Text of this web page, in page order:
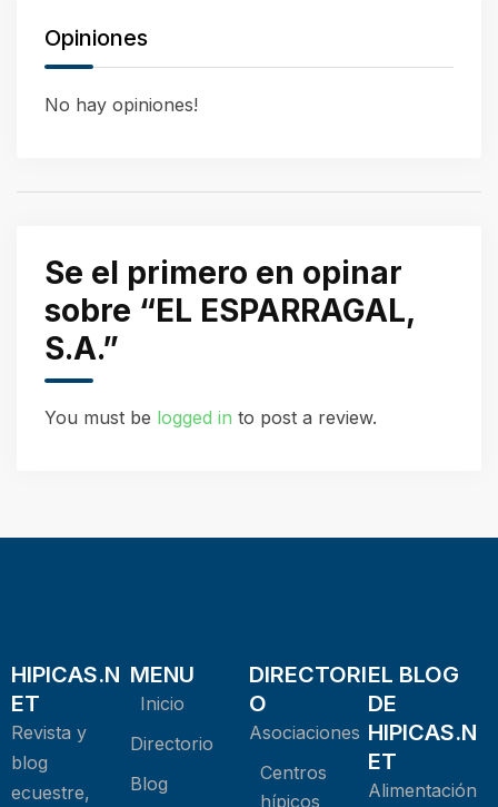
Opiniones
No hay opiniones!
Se el primero en opinar
sobre “EL ESPARRAGAL,
S.A.”
You must be logged in to post a review.
HIPICAS.N
ET
Revista y
blog
ecuestre,
MENU
Inicio
Directorio
Blog
DIRECTORI
O
Asociaciones
Centros
hípicos
EL BLOG
DE
HIPICAS.N
ET
Alimentación